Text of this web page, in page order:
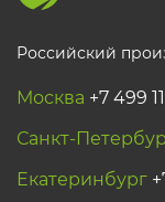
Российский
Москва +7 499
Санкт-
Екатеринбург